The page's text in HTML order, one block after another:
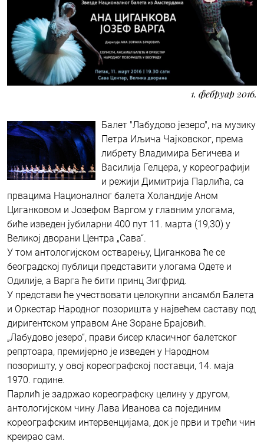
1. фебруар 2016.
Балет "Лабудово језеро", на музику
Петра Иљича Чајковског, према
либрету Владимира Бегичева и
Василија Гелцера, у кореографији
и режији Димитрија Парлића, са
првацима Националног балета Холандије Аном
Циганковом и Јозефом Варгом у главним улогама,
биће изведен јубиларни 400 пут 11. марта (19,30) у
Великој дворани Центра „Сава“.
У том антологијском остварењу, Циганкова ће се
београдској публици представити улогама Одете и
Одилије, а Варга ће бити принц Зигфрид.
У представи ће учествовати целокупни ансамбл Балета
и Оркестар Народног позоришта у највећем саставу под
диригентском управом Ане Зоране Брајовић.
„Лабудово језеро“, прави бисер класичног балетског
репртоара, премијерно је изведен у Народном
позоришту, у овој кореографској поставци, 14. маја
1970. године.
Парлић је задржао кореографску целину у другом,
антологијском чину Лава Иванова са појединим
кореографским интервенцијама, док је први и трећи чин
креирао сам.